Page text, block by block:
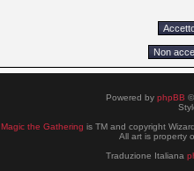
Powered by phpBB
Magic the Gathering is TM and copyright
All art is property
Traduzione Italiana